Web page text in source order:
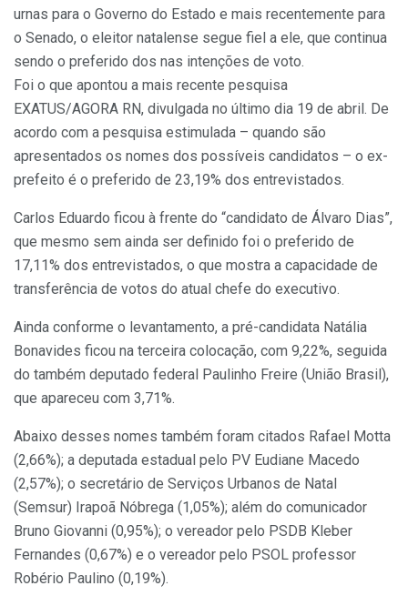
urnas para o Governo do Estado e mais recentemente para
o Senado, o eleitor natalense segue fiel a ele, que continua
sendo o preferido dos nas intenções de voto.
Foi o que apontou a mais recente pesquisa
EXATUS/AGORA RN, divulgada no último dia 19 de abril. De
acordo com a pesquisa estimulada – quando são
apresentados os nomes dos possíveis candidatos – o ex-
prefeito é o preferido de 23,19% dos entrevistados.
Carlos Eduardo ficou à frente do “candidato de Álvaro Dias”,
que mesmo sem ainda ser definido foi o preferido de
17,11% dos entrevistados, o que mostra a capacidade de
transferência de votos do atual chefe do executivo.
Ainda conforme o levantamento, a pré-candidata Natália
Bonavides ficou na terceira colocação, com 9,22%, seguida
do também deputado federal Paulinho Freire (União Brasil),
que apareceu com 3,71%.
Abaixo desses nomes também foram citados Rafael Motta
(2,66%); a deputada estadual pelo PV Eudiane Macedo
(2,57%); o secretário de Serviços Urbanos de Natal
(Semsur) Irapoã Nóbrega (1,05%); além do comunicador
Bruno Giovanni (0,95%); o vereador pelo PSDB Kleber
Fernandes (0,67%) e o vereador pelo PSOL professor
Robério Paulino (0,19%).